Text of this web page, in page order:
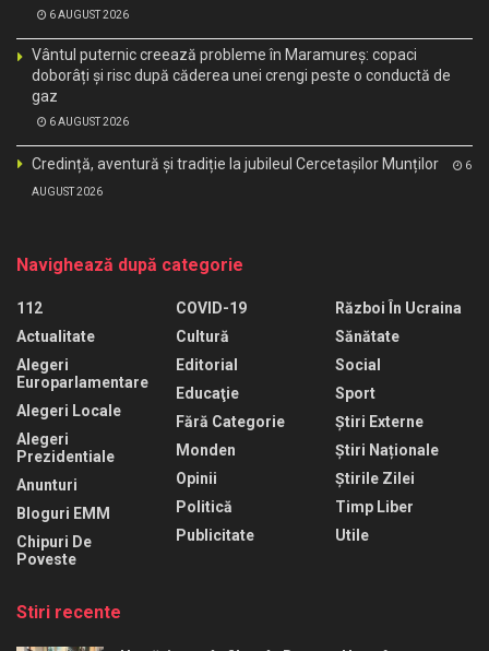
6 AUGUST 2026
Vântul puternic creează probleme în Maramureș: copaci
doborâți și risc după căderea unei crengi peste o conductă de
gaz
6 AUGUST 2026
Credință, aventură și tradiție la jubileul Cercetașilor Munților 6
AUGUST 2026
Navighează după categorie
112
Actualitate
Alegeri
Europarlamentare
Alegeri Locale
Alegeri
Prezidentiale
Anunturi
Bloguri EMM
Chipuri De
Poveste
COVID-19
Cultură
Editorial
Educaţie
Fără Categorie
Monden
Opinii
Politică
Publicitate
Război În Ucraina
Sănătate
Social
Sport
Știri Externe
Știri Naționale
Știrile Zilei
Timp Liber
Utile
Stiri recente